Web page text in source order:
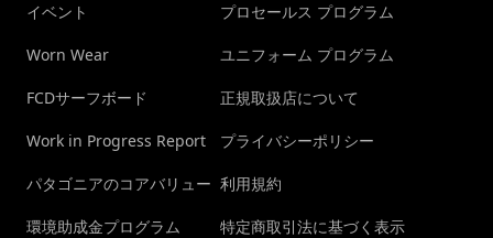
イベント
Worn Wear
FCDサーフボード
Work in Progress Report
パタゴニアのコアバリュー
環境助成金プログラム
プロセールス プログラム
ユニフォーム プログラム
正規取扱店について
プライバシーポリシー
利用規約
特定商取引法に基づく表示